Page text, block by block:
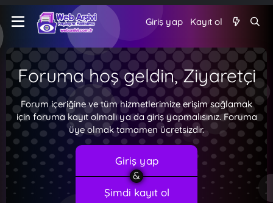
Giriş yap Kayıt ol
Foruma hoş geldin, Ziyaretçi
Forum içeriğine ve tüm hizmetlerimize erişim sağlamak
için foruma kayıt olmalı ya da giriş yapmalısınız. Foruma
üye olmak tamamen ücretsizdir.
Giriş yap
Şimdi kayıt ol